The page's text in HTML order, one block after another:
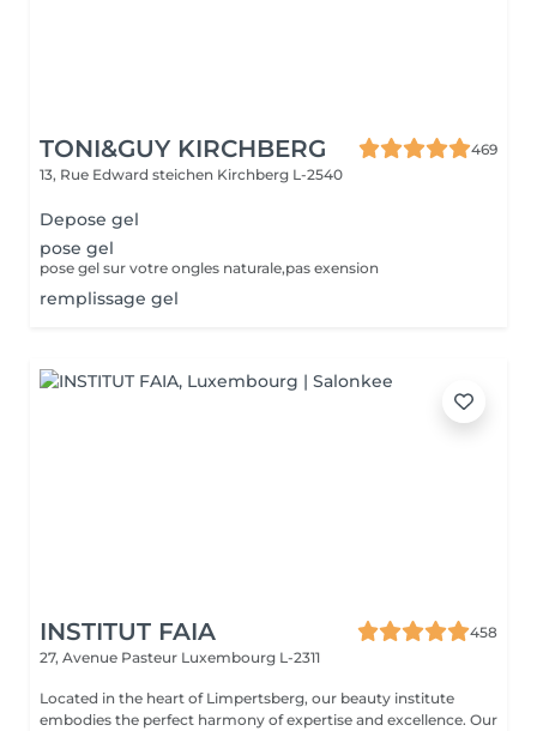
TONI&GUY KIRCHBERG
469
13, Rue Edward steichen Kirchberg L-2540
Depose gel
pose gel
pose gel sur votre ongles naturale,pas exension
remplissage gel
INSTITUT FAIA
458
27, Avenue Pasteur Luxembourg L-2311
Located in the heart of Limpertsberg, our beauty institute
embodies the perfect harmony of expertise and excellence. Our